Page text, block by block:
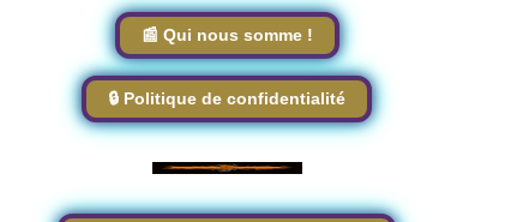
📰 Qui nous somme !
🔒 Politique de confidentialité